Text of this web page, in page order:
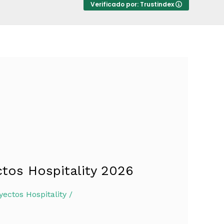
Verificado por: Trustindex
Hospitality 2026
Hospitality/